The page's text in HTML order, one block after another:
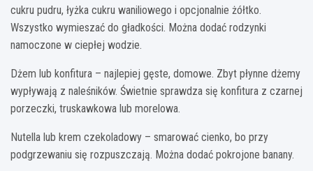
cukru pudru, łyżka cukru waniliowego i opcjonalnie żółtko.
Wszystko wymieszać do gładkości. Można dodać rodzynki
namoczone w ciepłej wodzie.
Dżem lub konfitura – najlepiej gęste, domowe. Zbyt płynne dżemy
wypływają z naleśników. Świetnie sprawdza się konfitura z czarnej
porzeczki, truskawkowa lub morelowa.
Nutella lub krem czekoladowy – smarować cienko, bo przy
podgrzewaniu się rozpuszczają. Można dodać pokrojone banany.